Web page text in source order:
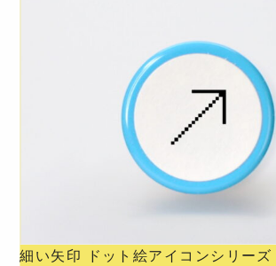
細い矢印 ドット絵アイコンシリーズ